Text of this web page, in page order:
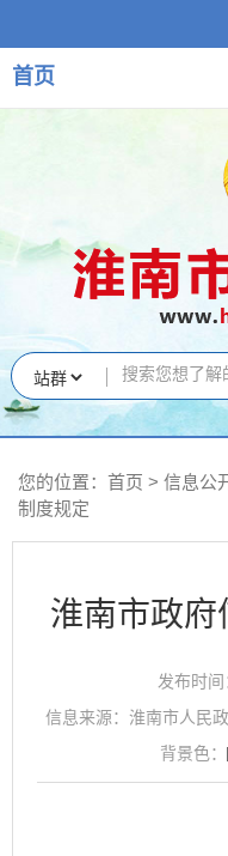
首页
您的位置： 首页 > 信息公
制度规定
淮南市政府
发布时
信息来源：淮南市人民
背景色：